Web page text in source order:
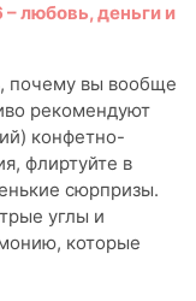
любовь, деньги и
почему вы вообще
рекомендуют
конфетно-
флиртуйте в
сюрпризы.
углы и
которые